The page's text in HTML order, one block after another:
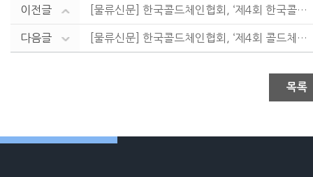
이전글 [물류신문] 한국콜드체인협회, ‘제4회 한국콜드체인산업....
다음글 [물류신문] 한국콜드체인협회, ‘제4회 콜드체인산업대상....
목록